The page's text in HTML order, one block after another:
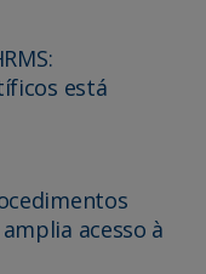
está
acesso à